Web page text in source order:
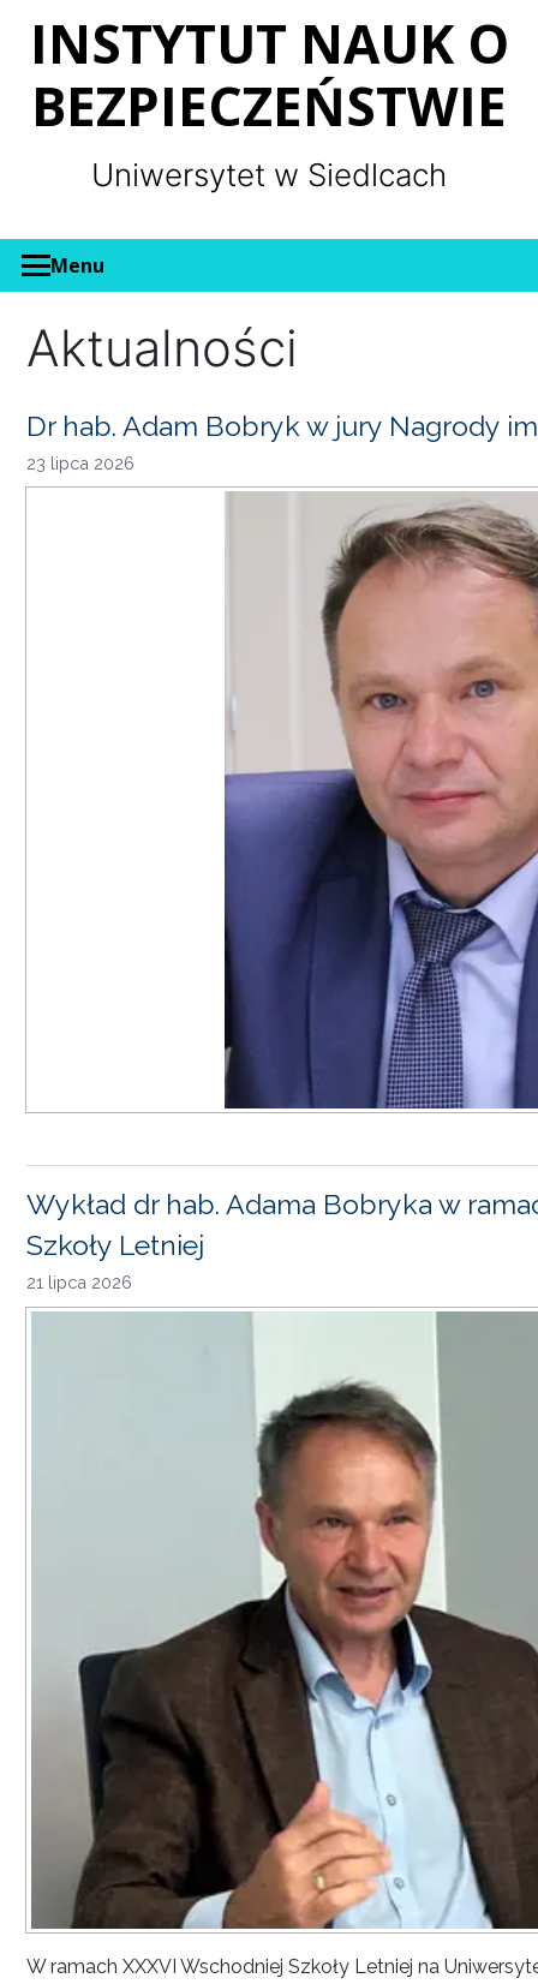
INSTYTUT NAUK O
BEZPIECZEŃSTWIE
Uniwersytet w Siedlcach
Menu
Aktualności
Dr hab. Adam Bobryk w jury Nagrody
23 lipca 2026
Wykład dr hab. Adama Bobryka w
Szkoły Letniej
21 lipca 2026
W ramach XXXVI Wschodniej Szkoły Letniej na